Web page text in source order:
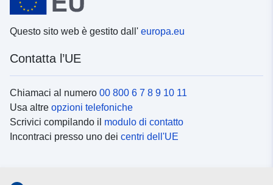
Questo sito web è gestito dall' europa.eu
Contatta l’UE
Chiamaci al numero 00 800 6 7 8 9 10 11
Usa altre opzioni telefoniche
Scrivici compilando il modulo di contatto
Incontraci presso uno dei centri dell'UE